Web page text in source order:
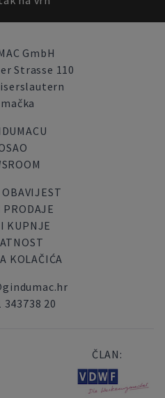
GmbH
Strasse 110
OBAVIJEST
PRODAJE
KUPNJE
KOLAČIĆA
343738 20
ČLAN: